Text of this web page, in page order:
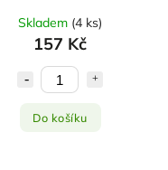
Skladem (4 ks)
157 Kč
Do košíku